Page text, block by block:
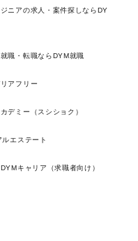
ニアの求人・案件探しならDY
職・転職ならDYM就職
アフリー
デミー（スシショク）
エステート
キャリア（求職者向け）